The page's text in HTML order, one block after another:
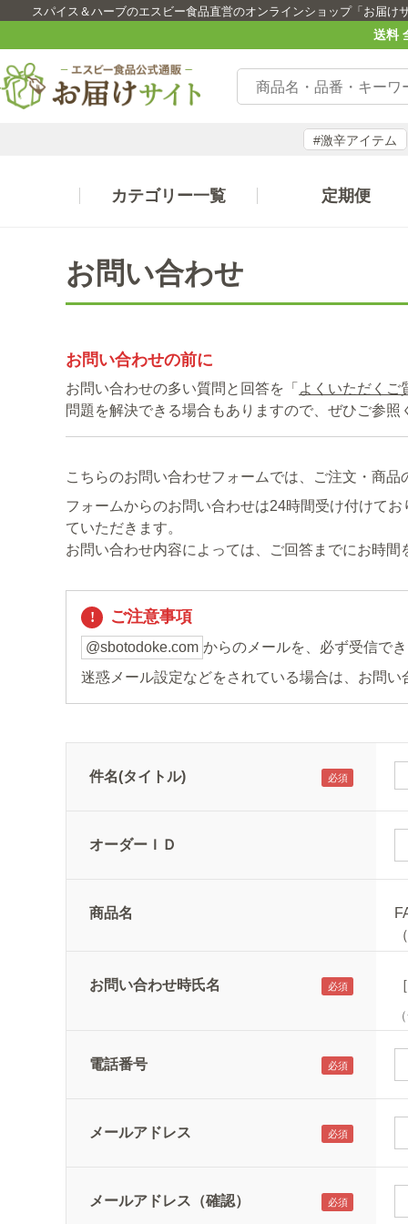
スパイス＆ハーブのエスビー食品直営のオンラインショップ「お届け
送料
#激辛アイテム
カテゴリー一覧 定期便
お問い合わせ
お問い合わせの前に
お問い合わせの多い質問と回答を「 よくいただくご
問題を解決できる場合もありますので、ぜひご参照
こちらのお問い合わせフォームでは、ご注文・商
フォームからのお問い合わせは24時間受け付けて
ていただきます。
お問い合わせ内容によっては、ご回答までにお時間
ご注意事項
@sbotodoke.com からのメールを、必ず受信で
迷惑メール設定などをされている場合は、お問
件名(タイトル)
オーダーＩＤ
商品名
お問い合わせ時氏名
電話番号
メールアドレス
メールアドレス（確認）